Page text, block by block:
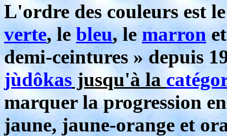
L'ordre des couleurs est
verte, le bleu, lemarron
demi-ceintures » depuis
jùdôkas jusqu'à la
marquer la progression
jaune, jaune-orange et